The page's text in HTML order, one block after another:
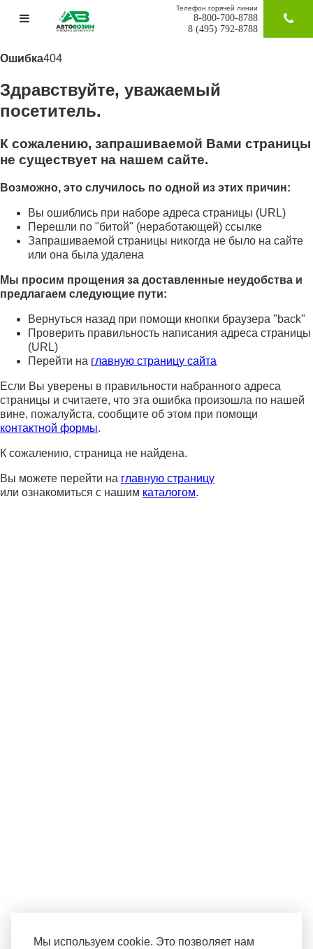
Телефон горячей линии
8-800-700-8788
8 (495) 792-8788
Ошибка404
Здравствуйте, уважаемый
посетитель.
К сожалению, запрашиваемой Вами страницы
не существует на нашем сайте.
Возможно, это случилось по одной из этих причин:
Вы ошиблись при наборе адреса страницы (URL)
Перешли по "битой" (неработающей) ссылке
Запрашиваемой страницы никогда не было на сайте
или она была удалена
Мы просим прощения за доставленные неудобства и
предлагаем следующие пути:
Вернуться назад при помощи кнопки браузера "back"
Проверить правильность написания адреса страницы
(URL)
Перейти на главную страницу сайта
Если Вы уверены в правильности набранного адреса
страницы и считаете, что эта ошибка произошла по нашей
вине, пожалуйста, сообщите об этом при помощи
контактной формы.
К сожалению, страница не найдена.
Вы можете перейти на главную страницу
или ознакомиться с нашим каталогом.
Мы используем cookie. Это позволяет нам